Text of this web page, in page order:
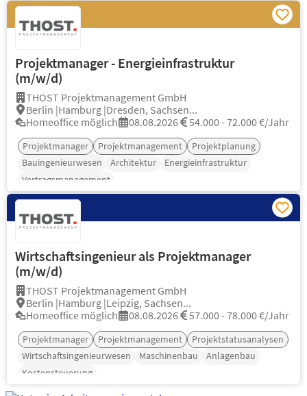
Projektmanager - Energieinfrastruktur
(m/w/d)
THOST Projektmanagement GmbH
Berlin |Hamburg |Dresden, Sachsen...
Homeoffice möglich
08.08.2026 54.000 - 72.000 €/Jahr
Projektmanager Projektmanagement
Projektplanung
Bauingenieurwesen
Architektur
Energieinfrastruktur
Vertragsmanagement
Wirtschaftsingenieur als Projektmanager
(m/w/d)
THOST Projektmanagement GmbH
Berlin |Hamburg |Leipzig, Sachsen...
Homeoffice möglich
08.08.2026 57.000 - 78.000 €/Jahr
Projektmanager Projektmanagement
Projektstatusanalysen
Wirtschaftsingenieurwesen
Maschinenbau
Anlagenbau
Kostensteuerung